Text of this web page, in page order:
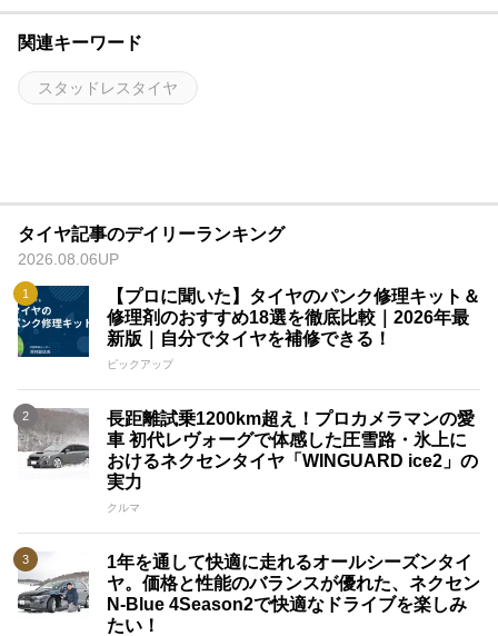
関連キーワード
スタッドレスタイヤ
タイヤ記事のデイリーランキング
2026.08.06UP
【プロに聞いた】タイヤのパンク修理キット＆
修理剤のおすすめ18選を徹底比較｜2026年最
新版｜自分でタイヤを補修できる！
ピックアップ
長距離試乗1200km超え！プロカメラマンの愛
車 初代レヴォーグで体感した圧雪路・氷上に
おけるネクセンタイヤ「WINGUARD ice2」の
実力
クルマ
1年を通して快適に走れるオールシーズンタイ
ヤ。価格と性能のバランスが優れた、ネクセン
N-Blue 4Season2で快適なドライブを楽しみ
たい！